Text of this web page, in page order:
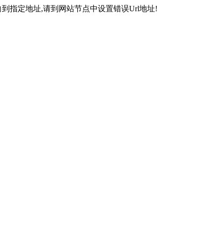
指定地址,请到网站节点中设置错误Url地址!